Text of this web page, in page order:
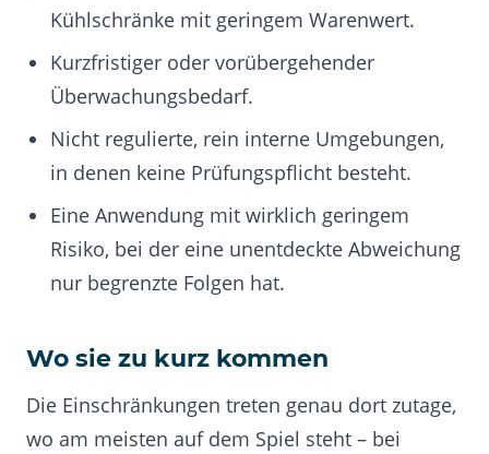
Kühlschränke mit geringem Warenwert.
Kurzfristiger oder vorübergehender
Überwachungsbedarf.
Nicht regulierte, rein interne Umgebungen,
in denen keine Prüfungspflicht besteht.
Eine Anwendung mit wirklich geringem
Risiko, bei der eine unentdeckte Abweichung
nur begrenzte Folgen hat.
Wo sie zu kurz kommen
Die Einschränkungen treten genau dort zutage,
wo am meisten auf dem Spiel steht – bei